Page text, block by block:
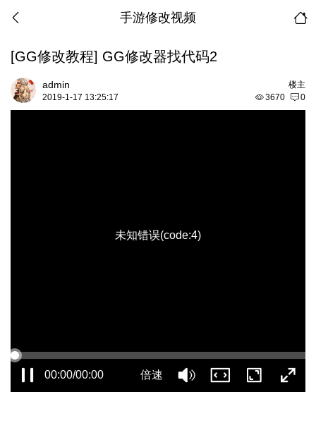
手游修改视频
[GG修改教程] GG修改器找代码2
楼主
admin
3670 0
2019-1-17 13:25:17
00:00/00:00 倍速
50% 75% 06:45:44
未知错误(code:4)